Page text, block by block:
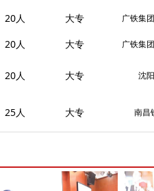
20人 大专 广铁集
20人 大专 广铁集
20人 大专 沈
25人 大专 南昌